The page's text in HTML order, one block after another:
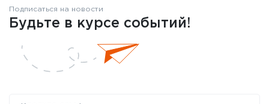
Подписаться на новости
Будьте в курсе событий!